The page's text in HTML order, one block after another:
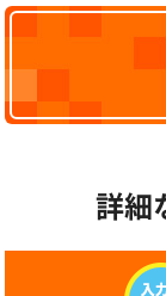
詳細